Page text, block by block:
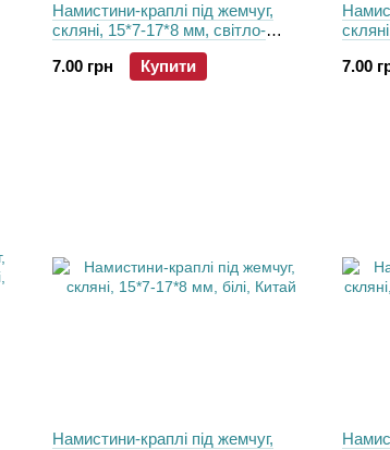
Намистини-краплі пiд жемчуг,
скляні, 15*7-17*8 мм, світло-
зелені, Китай
7.00 грн
Купити
7.00
Намистини-краплі пiд жемчуг,